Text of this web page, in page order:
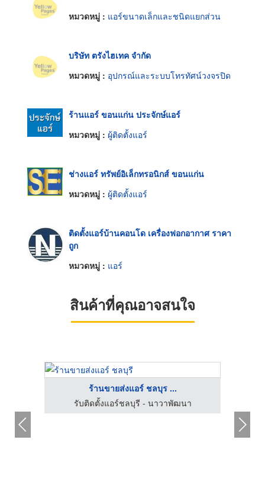
หมวดหมู่ : แอร์ขนาดเล็กและชนิดแยกส่วน
บริษัท ตรังไฮเทค จำกัด
หมวดหมู่ : อุปกรณ์และระบบโทรทัศน์วงจรปิด
ร้านแอร์ ขอนแก่น ประจักษ์แอร์
หมวดหมู่ : ผู้ติดตั้งแอร์
ช่างแอร์ ทรัพย์อิเล็กทรอนิกส์ ขอนแก่น
หมวดหมู่ : ผู้ติดตั้งแอร์
ติดตั้งแอร์บ้านคอนโด เครื่องฟอกอากาศ ราคา
ถูก
หมวดหมู่ : แอร์
สินค้าที่คุณอาจสนใจ
ร้านขายส่งแอร์ ชลบุร ...
รับติดตั้งแอร์ชลบุรี - นาวาพัฒนา